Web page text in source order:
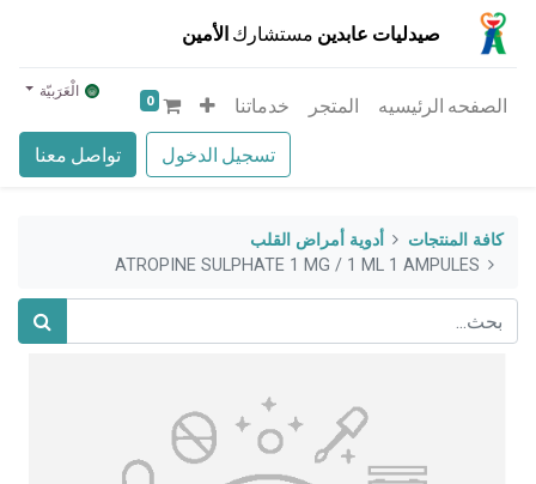
صيدليات عابدين مستشارك الأمين
تسجيل الدخول تواصل معنا
الصفحه الرئيسيه المتجر خدماتنا 0 الْعَرَبيّة
كافة المنتجات
أدوية أمراض القلب
ATROPINE SULPHATE 1 MG / 1 ML 1 AMPULES